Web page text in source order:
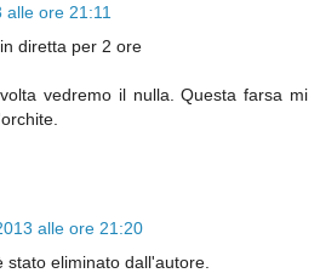
alle ore 21:11
diretta per 2 ore
vedremo il nulla. Questa farsa mi
alle ore 21:20
eliminato dall'autore.